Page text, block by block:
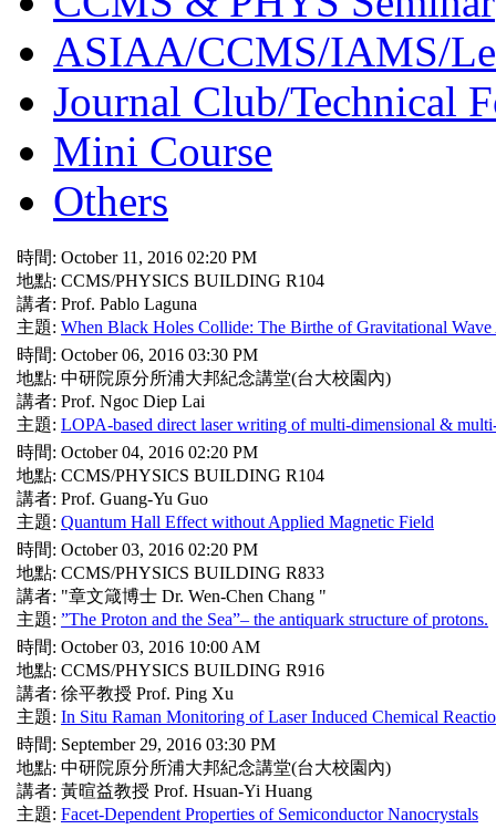
ASIAA/CCMS/IAMS/
Journal Club/Technical
Mini Course
Others
時間: October 11, 2016 02:20 PM
地點: CCMS/PHYSICS BUILDING R104
講者: Prof. Pablo Laguna
主題: When Black Holes Collide: The Birthe of Gravitational
時間: October 06, 2016 03:30 PM
地點: 中研院原分所浦大邦紀念講堂(台大校園內)
講者: Prof. Ngoc Diep Lai
主題: LOPA-based direct laser writing of multi-dimensional &
時間: October 04, 2016 02:20 PM
地點: CCMS/PHYSICS BUILDING R104
講者: Prof. Guang-Yu Guo
主題: Quantum Hall Effect without Applied Magnetic Field
時間: October 03, 2016 02:20 PM
地點: CCMS/PHYSICS BUILDING R833
講者: "章文箴博士 Dr. Wen-Chen Chang "
主題: ”The Proton and the Sea”– the antiquark structure of protons.
時間: October 03, 2016 10:00 AM
地點: CCMS/PHYSICS BUILDING R916
講者: 徐平教授 Prof. Ping Xu
主題: In Situ Raman Monitoring of Laser Induced Chemical
時間: September 29, 2016 03:30 PM
地點: 中研院原分所浦大邦紀念講堂(台大校園內)
講者: 黃暄益教授 Prof. Hsuan-Yi Huang
主題: Facet-Dependent Properties of Semiconductor Nanocrystals